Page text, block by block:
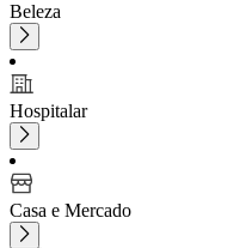
Beleza
Hospitalar
Casa e Mercado